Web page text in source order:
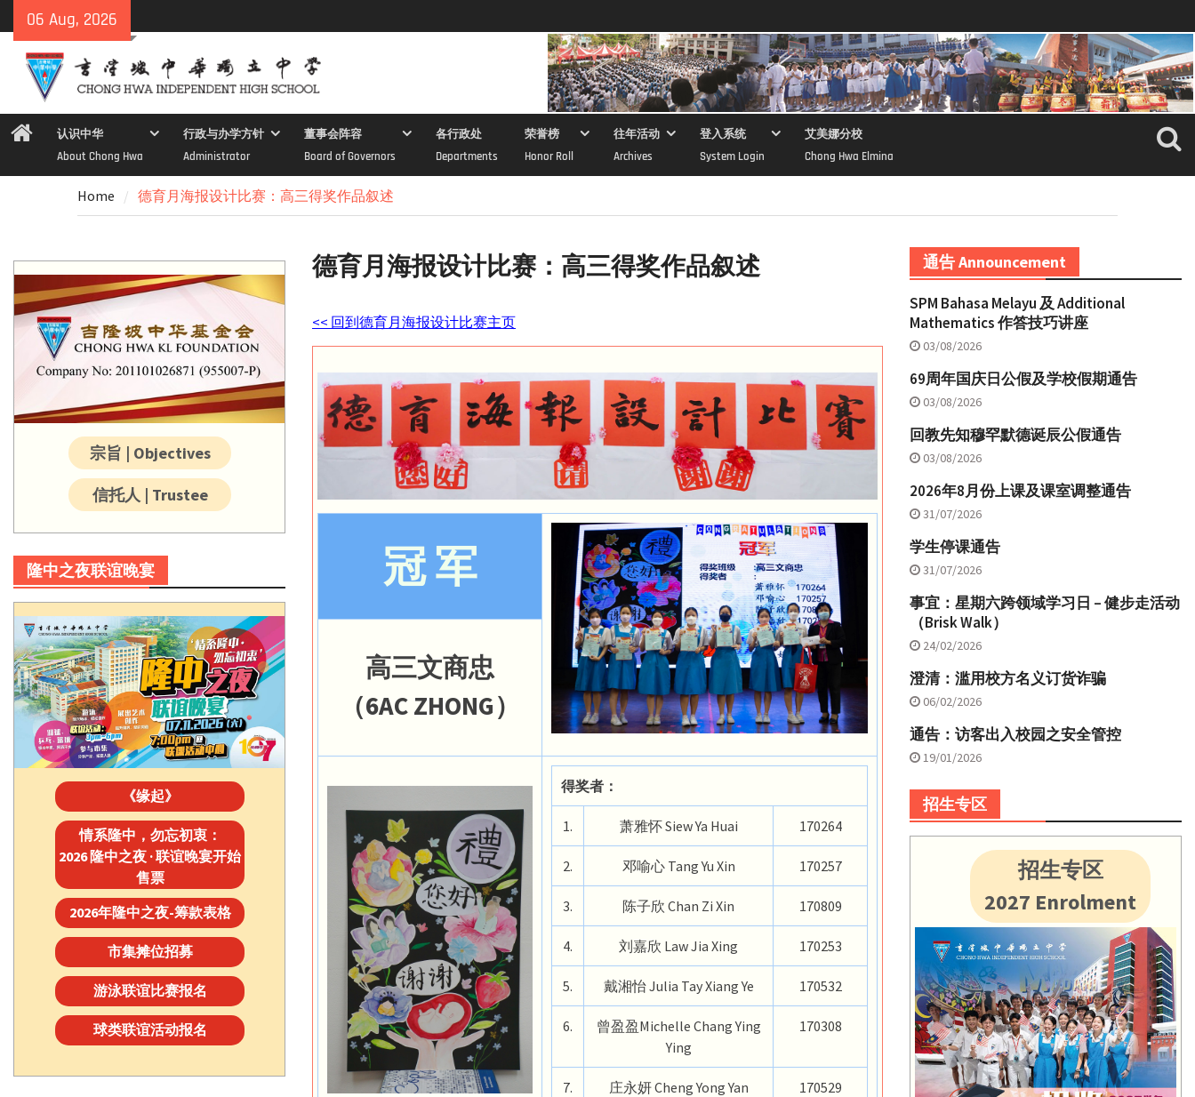
to
content
06 Aug, 2026
Home认识中华
About Chong Hwa
行政与办学方针
Administrator
董事会阵容
Board of Governors
各行政处
Departments
荣誉榜
Honor Roll
往年活动
Archives
登入系统
System Login
艾美娜分校
Chong Hwa Elmina
Home 德育月海报设计比赛：高三得奖作品叙述
德育月海报设计比赛：高三得奖作品叙述
<< 回到德育月海报设计比赛主页
冠 军
高三文商忠
（6AC ZHONG）
得奖者：
1. 萧雅怀 Siew Ya Huai 170264
2. 邓喻心 Tang Yu Xin 170257
3. 陈子欣 Chan Zi Xin 170809
4. 刘嘉欣 Law Jia Xing 170253
5. 戴湘怡 Julia Tay Xiang Ye 170532
6.
曾盈盈Michelle Chang Ying
Ying
170308
7. 庄永妍 Cheng Yong Yan 170529
通告 Announcement
SPM Bahasa Melayu 及 Additional
Mathematics 作答技巧讲座
03/08/2026
69周年国庆日公假及学校假期通告
03/08/2026
回教先知穆罕默德诞辰公假通告
03/08/2026
2026年8月份上课及课室调整通告
31/07/2026
学生停课通告
31/07/2026
事宜：星期六跨领域学习日 – 健步走活动
（Brisk Walk）
24/02/2026
澄清：滥用校方名义订货诈骗
06/02/2026
通告：访客出入校园之安全管控
19/01/2026
招生专区
招生专区
2027 Enrolment
宗旨 | Objectives
信托人 | Trustee
隆中之夜联谊晚宴
《缘起》
情系隆中，勿忘初衷：
2026 隆中之夜 · 联谊晚宴开始
售票
2026年隆中之夜-筹款表格
市集摊位招募
游泳联谊比赛报名
球类联谊活动报名